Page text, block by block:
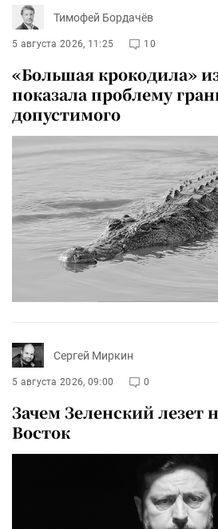
Тимофей Бордачёв
5 августа 2026, 11:25 10
«Большая крокодила»
показала проблему
допустимого
Сергей Миркин
5 августа 2026, 09:00 0
Зачем Зеленский лезет
Восток